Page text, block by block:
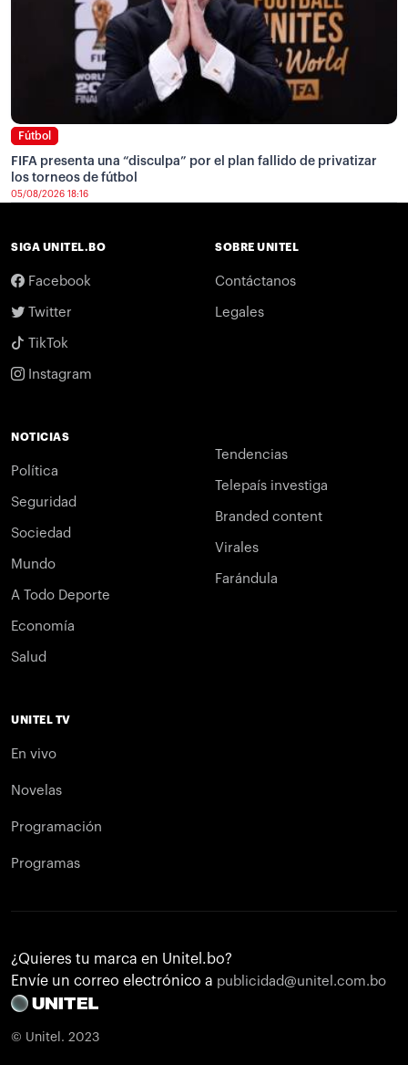
Fútbol
FIFA presenta una “disculpa” por el plan fallido de privatizar
los torneos de fútbol
05/08/2026 18:16
SIGA UNITEL.BO
Facebook
Twitter
TikTok
Instagram
SOBRE UNITEL
Contáctanos
Legales
NOTICIAS
Política
Seguridad
Sociedad
Mundo
A Todo Deporte
Economía
Salud
Tendencias
Telepaís investiga
Branded content
Virales
Farándula
UNITEL TV
En vivo
Novelas
Programación
Programas
¿Quieres tu marca en Unitel.bo?
Envíe un correo electrónico a publicidad@unitel.com.bo
© Unitel. 2023